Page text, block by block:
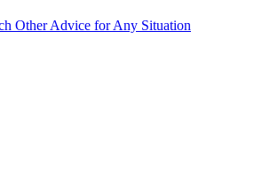
Other Advice for Any Situation